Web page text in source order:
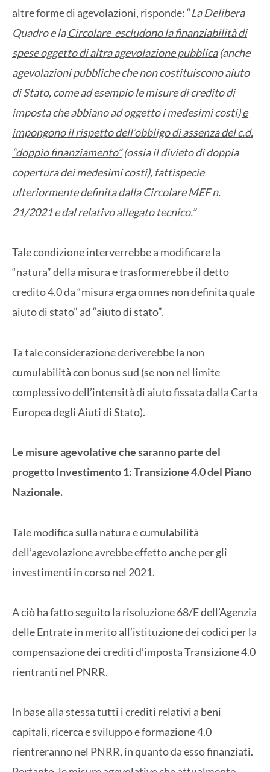
altre forme di agevolazioni, risponde: “La Delibera
Quadro e laCircolare escludono la finanziabilità di
spese oggetto di altra agevolazione pubblica(anche
agevolazioni pubbliche che non costituiscono aiuto
di Stato, come ad esempio le misure di credito di
imposta che abbiano ad oggetto i medesimi costi)e
impongono il rispetto dell’obbligo di assenza del c.d.
“doppio finanziamento”(ossia il divieto di doppia
copertura dei medesimi costi), fattispecie
ulteriormente definita dalla Circolare MEF n.
21/2021 e dal relativo allegato tecnico.”
Tale condizione interverrebbe a modificare la
“natura” della misura e trasformerebbe il detto
credito 4.0 da “misura erga omnes non definita quale
aiuto di stato” ad “aiuto di stato”.
Ta tale considerazione deriverebbe la non
cumulabilità con bonus sud (se non nel limite
complessivo dell’intensità di aiuto fissata dalla Carta
Europea degli Aiuti di Stato).
Le misure agevolative che saranno parte del
progetto Investimento 1: Transizione 4.0 del Piano
Nazionale.
Tale modifica sulla natura e cumulabilità
dell’agevolazione avrebbe effetto anche per gli
investimenti in corso nel 2021.
A ciò ha fatto seguito la risoluzione 68/E dell’Agenzia
delle Entrate in merito all’istituzione dei codici per la
compensazione dei crediti d’imposta Transizione 4.0
rientranti nel PNRR.
In base alla stessa tutti i crediti relativi a beni
capitali, ricerca e sviluppo e formazione 4.0
rientreranno nel PNRR, in quanto da esso finanziati.